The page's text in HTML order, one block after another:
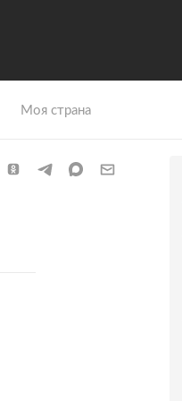
Моя страна